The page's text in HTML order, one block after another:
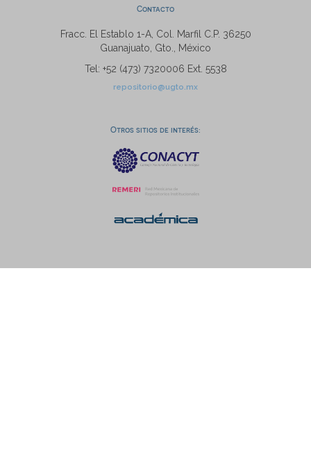
Contacto
Fracc. El Establo 1-A, Col. Marfil C.P. 36250
Guanajuato, Gto., México
Tel: +52 (473) 7320006 Ext. 5538
repositorio@ugto.mx
Otros sitios de interés: